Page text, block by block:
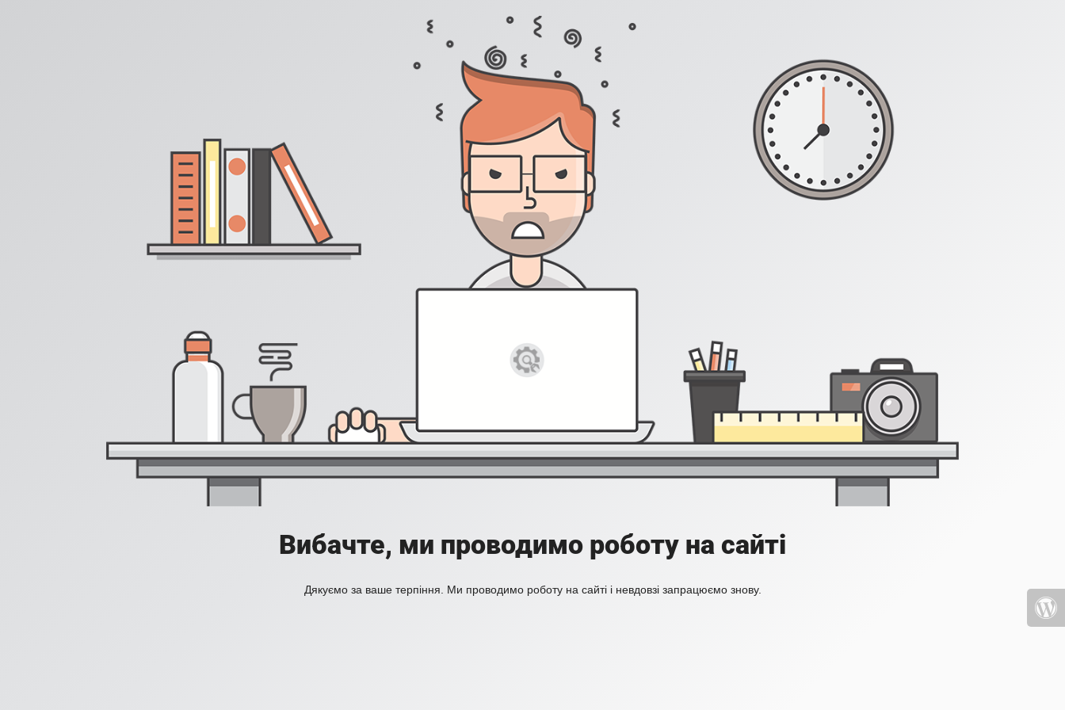
Вибачте, ми проводимо роботу на сайті
Дякуємо за ваше терпіння. Ми проводимо роботу на сайті і невдовзі запрацюємо знову.